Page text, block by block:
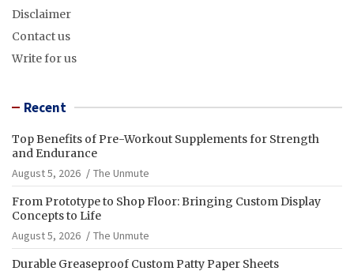
Disclaimer
Contact us
Write for us
Recent
Top Benefits of Pre-Workout Supplements for Strength
and Endurance
August 5, 2026
The Unmute
From Prototype to Shop Floor: Bringing Custom Display
Concepts to Life
August 5, 2026
The Unmute
Durable Greaseproof Custom Patty Paper Sheets